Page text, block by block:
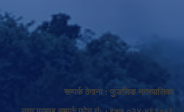
सम्पर्क ठेगाना : फुङलिङ नगरपालिका